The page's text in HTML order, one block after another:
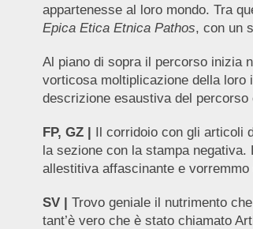
appartenesse al loro mondo. Tra
Epica Etica Etnica Pathos, con un
Al piano di sopra il percorso inizia
vorticosa moltiplicazione della loro
descrizione esaustiva del
FP, GZ | Il corridoio con gli articoli
la sezione con la stampa
allestitiva affascinante e
SV | Trovo geniale il nutrimento
tant’è vero che è stato chiamato